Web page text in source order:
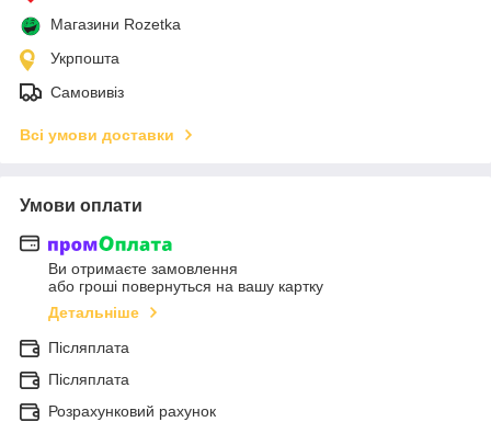
Магазини Rozetka
Укрпошта
Самовивіз
Всі умови доставки
Умови оплати
Ви отримаєте замовлення
або гроші повернуться на вашу картку
Детальніше
Післяплата
Післяплата
Розрахунковий рахунок